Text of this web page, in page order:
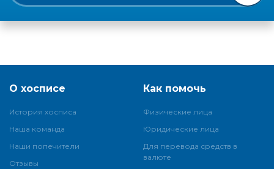
О хосписе
История хосписа
Наша команда
Наши попечители
Отзывы
Как помочь
Физические лица
Юридические лица
Для перевода средств в
валюте